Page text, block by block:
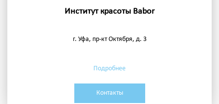
Институт красоты Babor
г. Уфа, пр-кт Октября, д. 3
Подробнее
Контакты